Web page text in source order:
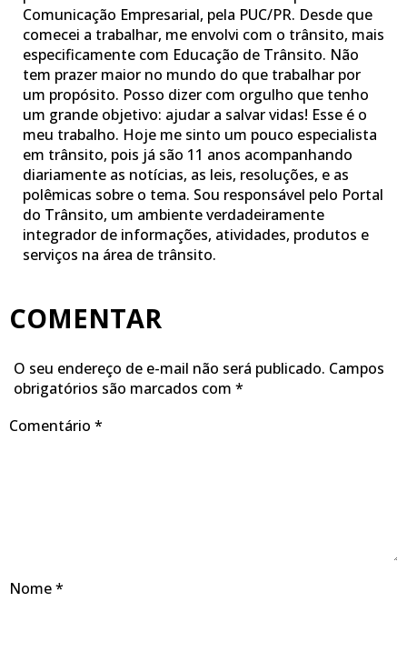
Comunicação Empresarial, pela PUC/PR. Desde que
comecei a trabalhar, me envolvi com o trânsito, mais
especificamente com Educação de Trânsito. Não
tem prazer maior no mundo do que trabalhar por
um propósito. Posso dizer com orgulho que tenho
um grande objetivo: ajudar a salvar vidas! Esse é o
meu trabalho. Hoje me sinto um pouco especialista
em trânsito, pois já são 11 anos acompanhando
diariamente as notícias, as leis, resoluções, e as
polêmicas sobre o tema. Sou responsável pelo Portal
do Trânsito, um ambiente verdadeiramente
integrador de informações, atividades, produtos e
serviços na área de trânsito.
COMENTAR
O seu endereço de e-mail não será publicado. Campos
obrigatórios são marcados com *
Comentário *
Nome*